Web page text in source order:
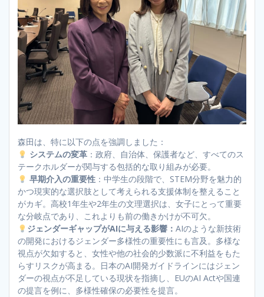
森田は、特に以下の点を強調しました：
システムの変革：政府、自治体、保護者など、すべてのス
テークホルダーが関与する包括的な取り組みが必要。
早期介入の重要性：中学生の段階で、STEM分野を魅力的
かつ現実的な選択肢として考えられる支援体制を整えること
がカギ。高校1年生や2年生の文理選択は、女子にとって重要
な分岐点であり、これよりも前の働きかけが不可欠。
ジェンダーギャップがAIに与える影響： AIのような新技術
の開発におけるジェンダー多様性の重要性にも言及。多様な
視点が欠如すると、女性や他の社会的少数派に不利益をもた
らすリスクが高まる。日本のAI開発ガイドラインにはジェン
ダーの視点が不足している現状を指摘し、EUのAI Actや国連
の提言を例に、多様性確保の必要性を提言。